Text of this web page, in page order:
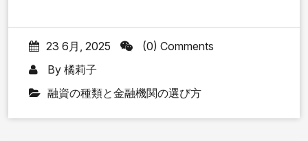
23 6月, 2025
(0) Comments
By 橘莉子
融資の種類と金融機関の選び方